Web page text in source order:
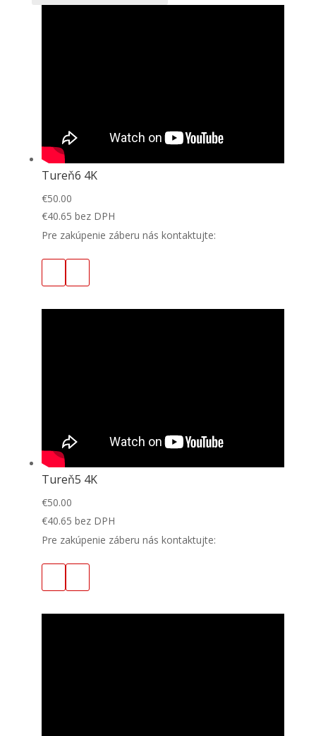
Tureň6 4K
€50.00
€40.65 bez DPH
Pre zakúpenie záberu nás kontaktujte:
Tureň5 4K
€50.00
€40.65 bez DPH
Pre zakúpenie záberu nás kontaktujte: